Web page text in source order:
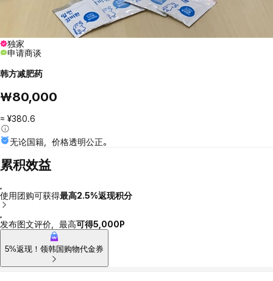
独家
申请商谈
韩方减肥药
₩80,000
≈ ¥380.6
无论国籍，价格透明公正。
累积效益
使用团购可获得最高2.5%返现积分
发布图文评价，最高可得5,000P
5%返现！领韩国购物代金券